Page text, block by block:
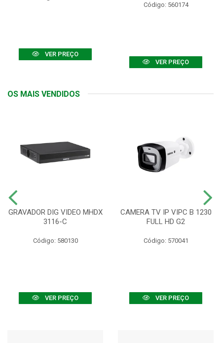
VER PREÇO
Código: 560174
VER PREÇO
OS MAIS VENDIDOS
GRAVADOR DIG VIDEO MHDX
3116-C
Código: 580130
VER PREÇO
CAMERA TV IP VIPC B 1230
FULL HD G2
Código: 570041
VER PREÇO